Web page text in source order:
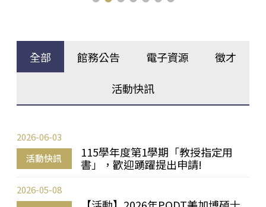
全部 館務公告 電子資源 徵才
活動快訊
活動快訊
115學年度第1學期「教授指定用
書」，歡迎踴躍提出申請!
2026-06-03
2026-05-08